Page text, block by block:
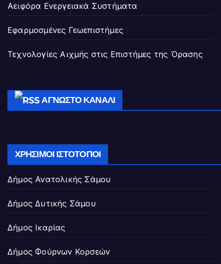
Αειφόρα Ενεργειακά Συστήματα
Εφαρμοσμένες Γεωεπιστήμες
Τεχνολογίες Αιχμής στις Επιστήμες της Όρασης
ΆΓΝΩΣΤΟ ΚΑΝΆΛΙ
ΧΡΉΣΙΜΟΙ ΙΣΤΌΤΟΠΟΙ
Δήμος Ανατολικής Σάμου
Δήμος Δυτικής Σάμου
Δήμος Ικαρίας
Δήμος Φούρνων Κορσεών